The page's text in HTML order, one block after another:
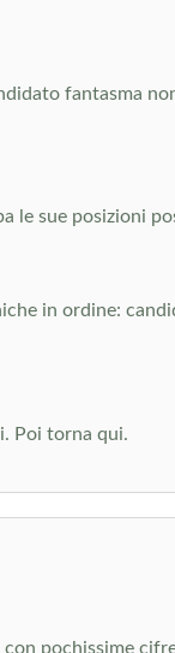
fantasma
le sue posizioni
in ordine:
Poi torna qui.
pochissime